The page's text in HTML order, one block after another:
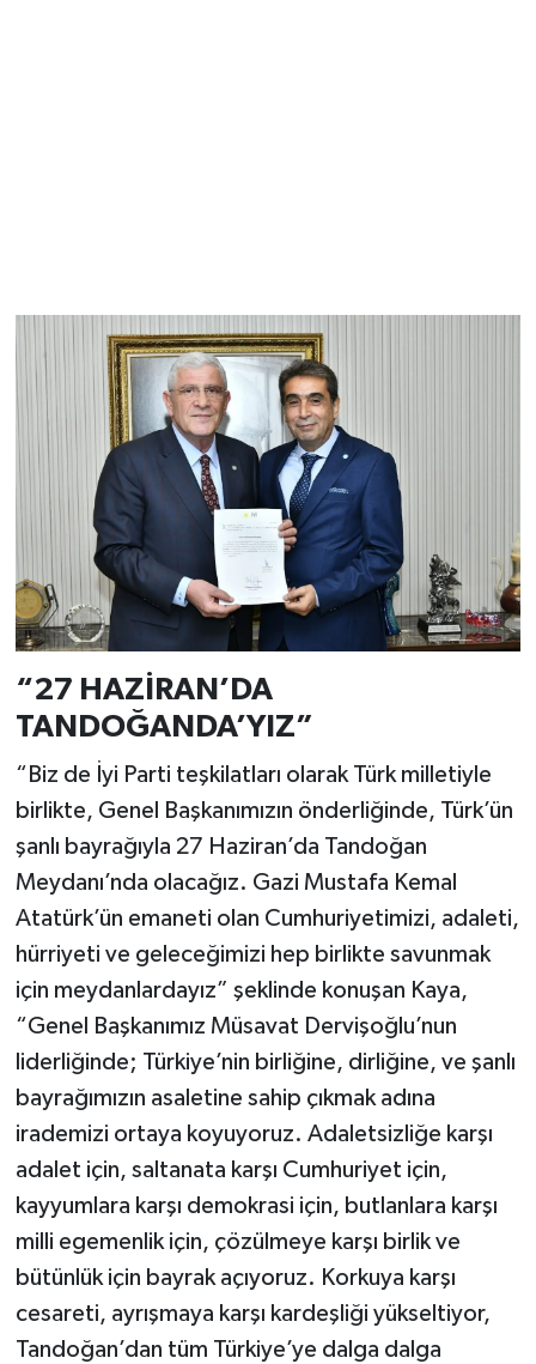
“27 HAZİRAN’DA
TANDOĞANDA’YIZ”
“Biz de İyi Parti teşkilatları olarak Türk milletiyle
birlikte, Genel Başkanımızın önderliğinde, Türk’ün
şanlı bayrağıyla 27 Haziran’da Tandoğan
Meydanı’nda olacağız. Gazi Mustafa Kemal
Atatürk’ün emaneti olan Cumhuriyetimizi, adaleti,
hürriyeti ve geleceğimizi hep birlikte savunmak
için meydanlardayız” şeklinde konuşan Kaya,
“Genel Başkanımız Müsavat Dervişoğlu’nun
liderliğinde; Türkiye’nin birliğine, dirliğine, ve şanlı
bayrağımızın asaletine sahip çıkmak adına
irademizi ortaya koyuyoruz. Adaletsizliğe karşı
adalet için, saltanata karşı Cumhuriyet için,
kayyumlara karşı demokrasi için, butlanlara karşı
milli egemenlik için, çözülmeye karşı birlik ve
bütünlük için bayrak açıyoruz. Korkuya karşı
cesareti, ayrışmaya karşı kardeşliği yükseltiyor,
Tandoğan’dan tüm Türkiye’ye dalga dalga